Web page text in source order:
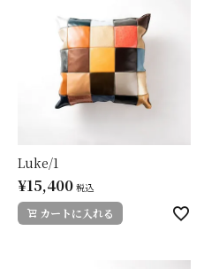
Luke/1
¥15,400 税込
カートに入れる